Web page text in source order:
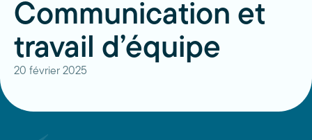
Communication et
travail d’équipe
20 février 2025